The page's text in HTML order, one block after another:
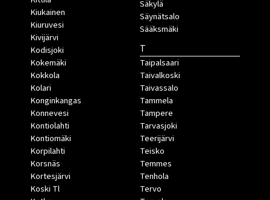
Kiukainen
Kiuruvesi
Kivijärvi
Kodisjoki
Kokemäki
Kokkola
Kolari
Konginkangas
Konnevesi
Kontiolahti
Kontiomäki
Korpilahti
Korsnäs
Kortesjärvi
Koski Tl
Säkylä
Säynätsalo
Sääksmäki
T
Taipalsaari
Taivalkoski
Taivassalo
Tammela
Tampere
Tarvasjoki
Teerijärvi
Teisko
Temmes
Tenhola
Tervo